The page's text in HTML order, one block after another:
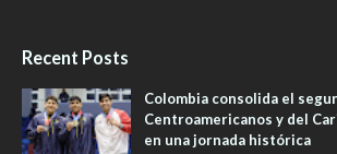
Recent Posts
Colombia consolida el
Centroamericanos y del
en una jornada histórica